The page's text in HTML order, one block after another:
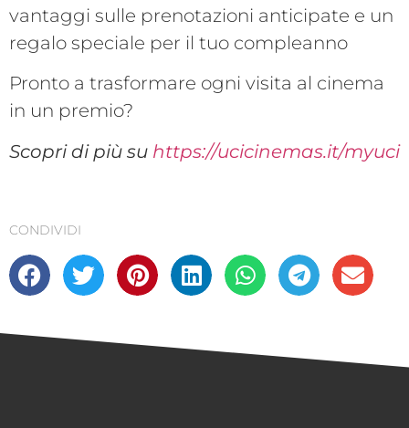
vantaggi sulle prenotazioni anticipate e un
regalo speciale per il tuo compleanno
Pronto a trasformare ogni visita al cinema
in un premio?
Scopri di più su https://ucicinemas.it/myuci
CONDIVIDI